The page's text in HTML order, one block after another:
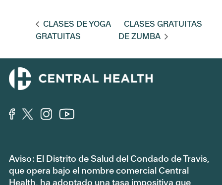
CLASES DE YOGA
GRATUITAS
CLASES GRATUITAS
DE ZUMBA
Aviso: El Distrito de Salud del Condado de Travis,
que opera bajo el nombre comercial Central
Health, ha adoptado una tasa impositiva que